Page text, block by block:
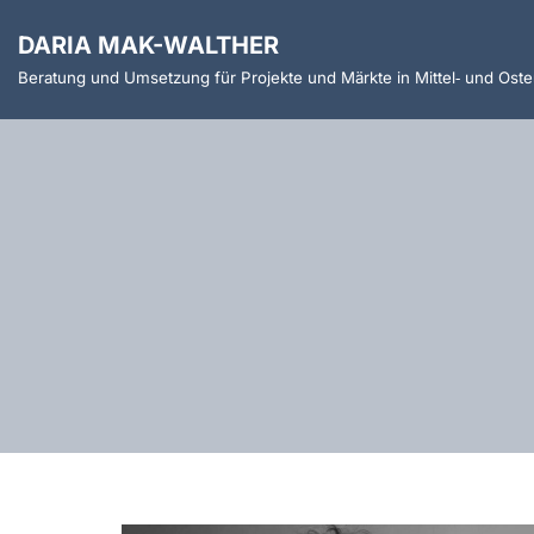
springen
DARIA MAK-WALTHER
Beratung und Umsetzung für Projekte und Märkte in Mittel‑ und